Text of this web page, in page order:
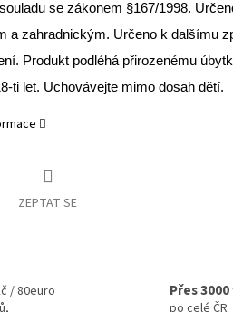
se zákonem §167/1998.
a zahradnickým. Určeno k dalšímu
Produkt podléhá přirozenému
ti let. Uchovávejte mimo dosah dětí.
ZEPTAT SE
/ 80euro
Přes